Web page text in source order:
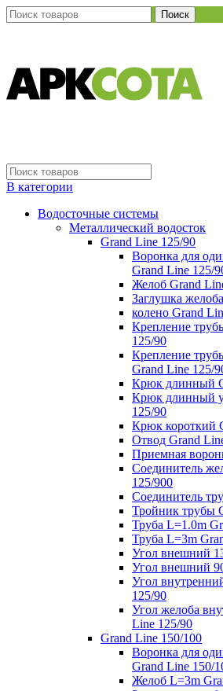
Поиск
В категории
Водосточные системы
Металлический водосток
Grand Line 125/90
Воронка для
Grand Line 125/
Желоб Grand
Заглушка
колено Grand
Крепление
125/90
Крепление
Grand Line 125/
Крюк длинный
Крюк длинный
125/90
Крюк короткий
Отвод Grand
Приемная
Соединитель
125/900
Соединитель
Тройник трубы
Труба L=1.0m
Труба L=3m
Угол внешний
Угол внешний
Угол
125/90
Угол желоба
Line 125/90
Grand Line 150/100
Воронка для
Grand Line 150/
Желоб L=3m